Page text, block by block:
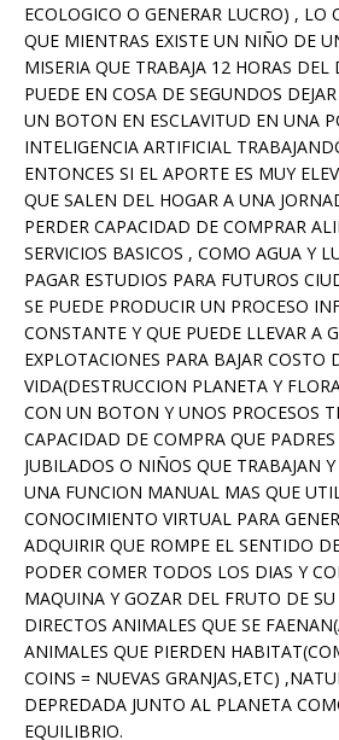
ECOLOGICO O GENERAR LUCRO) , LO
QUE MIENTRAS EXISTE UN NIÑO DE
MISERIA QUE TRABAJA 12 HORAS DEL
PUEDE EN COSA DE SEGUNDOS
UN BOTON EN ESCLAVITUD EN UNA
INTELIGENCIA ARTIFICIAL
ENTONCES SI EL APORTE ES MUY
QUE SALEN DEL HOGAR A UNA
PERDER CAPACIDAD DE COMPRAR
SERVICIOS BASICOS , COMO AGUA Y
PAGAR ESTUDIOS PARA FUTUROS
SE PUEDE PRODUCIR UN PROCESO
CONSTANTE Y QUE PUEDE LLEVAR A
EXPLOTACIONES PARA BAJAR COSTO
VIDA(DESTRUCCION PLANETA Y
CON UN BOTON Y UNOS PROCESOS
CAPACIDAD DE COMPRA QUE
JUBILADOS O NIÑOS QUE TRABAJAN Y
UNA FUNCION MANUAL MAS QUE
CONOCIMIENTO VIRTUAL PARA
ADQUIRIR QUE ROMPE EL SENTIDO
PODER COMER TODOS LOS DIAS Y
MAQUINA Y GOZAR DEL FRUTO DE SU
DIRECTOS ANIMALES QUE SE
ANIMALES QUE PIERDEN
COINS = NUEVAS GRANJAS,ETC)
DEPREDADA JUNTO AL PLANETA
EQUILIBRIO.